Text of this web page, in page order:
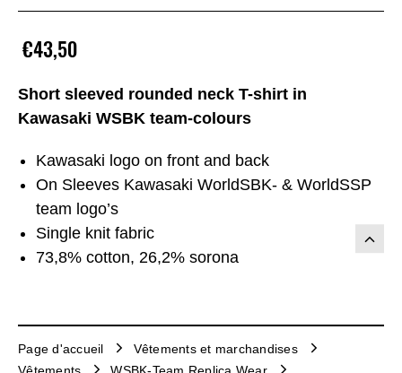
Short sleeved rounded neck T-shirt in
Kawasaki WSBK team-colours
Kawasaki logo on front and back
On Sleeves Kawasaki WorldSBK- & WorldSSP
team logo’s
Single knit fabric
73,8% cotton, 26,2% sorona
€43,50
Page d'accueil
Vêtements et marchandises